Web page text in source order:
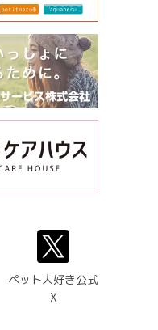
ペット大好き公式
X